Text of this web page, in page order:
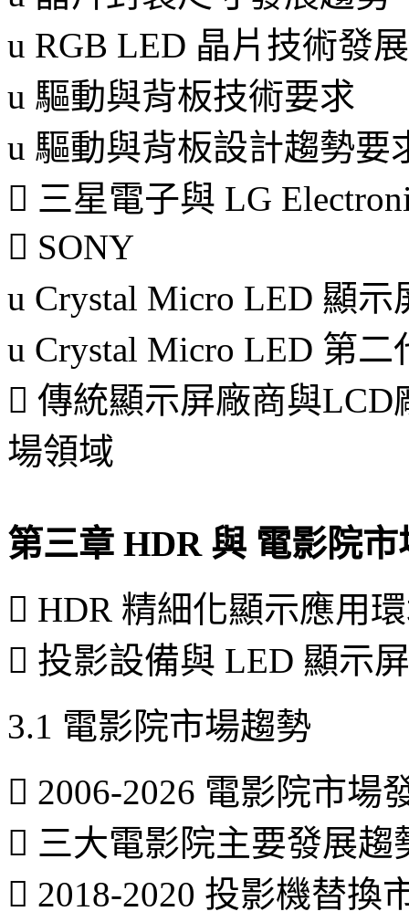
u RGB LED 晶片技術發
u 驅動與背板技術要求
u 驅動與背板設計趨勢要
 三星電子與 LG
 SONY
u Crystal Micro LED 顯
u Crystal Micro LED 第
 傳統顯示屏廠商與
場領域
第三章 HDR 與 電影院市
 HDR 精細化顯示應用
 投影設備與 LED 顯示
3.1 電影院市場趨勢
 2006-2026 電影院市場
 三大電影院主要發展趨
 2018-2020 投影機替換